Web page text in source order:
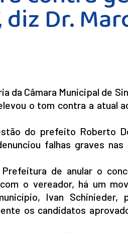
diz Dr.
da Câmara Municipal de
o tom contra a atual
do prefeito Roberto
falhas graves nas
de anular o
o vereador, há um
Ivan Schinieder,
os candidatos